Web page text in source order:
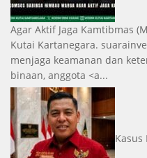
Agar Aktif Jaga Kamtibmas
Kutai Kartanegara.
menjaga keamanan dan
binaan, anggota <a...
Kasus